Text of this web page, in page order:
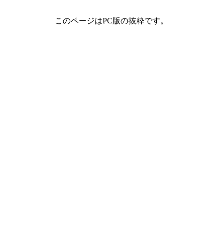
このページはPC版の抜粋です。